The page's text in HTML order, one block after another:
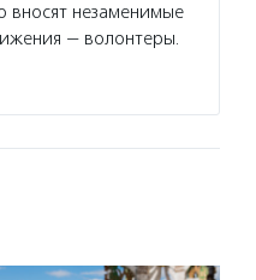
вносят незаменимые
— волонтеры.